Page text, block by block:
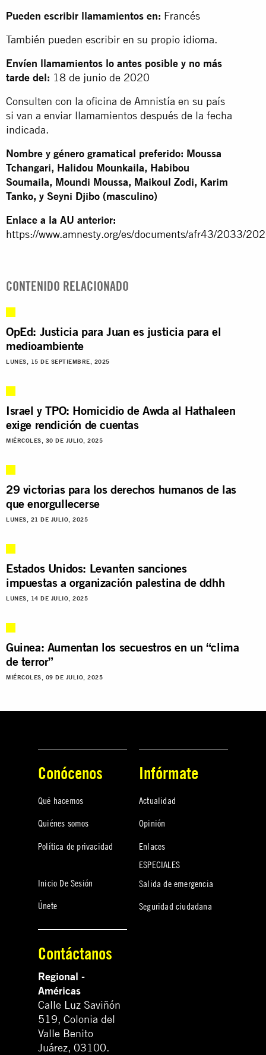
Pueden escribir llamamientos en: Francés
También pueden escribir en su propio idioma.
Envíen llamamientos lo antes posible y no más
tarde del: 18 de junio de 2020
Consulten con la oficina de Amnistía en su país
si van a enviar llamamientos después de la fecha
indicada.
Nombre y género gramatical preferido: Moussa
Tchangari, Halidou Mounkaila, Habibou
Soumaila, Moundi Moussa, Maikoul Zodi, Karim
Tanko, y Seyni Djibo (masculino)
Enlace a la AU anterior:
https://www.amnesty.org/es/documents/afr43/2033/
CONTENIDO RELACIONADO
OpEd: Justicia para Juan es justicia para el
medioambiente
LUNES, 15 DE SEPTIEMBRE, 2025
Israel y TPO: Homicidio de Awda al Hathaleen
exige rendición de cuentas
MIÉRCOLES, 30 DE JULIO, 2025
29 victorias para los derechos humanos de las
que enorgullecerse
LUNES, 21 DE JULIO, 2025
Estados Unidos: Levanten sanciones
impuestas a organización palestina de ddhh
LUNES, 14 DE JULIO, 2025
Guinea: Aumentan los secuestros en un “clima
de terror”
MIÉRCOLES, 09 DE JULIO, 2025
Conócenos
Qué hacemos
Quiénes somos
Política de privacidad
Inicio De Sesión
Únete
Infórmate
Actualidad
Opinión
Enlaces
ESPECIALES
Salida de emergencia
Seguridad ciudadana
Contáctanos
Regional -
Américas
Calle Luz Saviñón
519, Colonia del
Valle Benito
Juárez, 03100.